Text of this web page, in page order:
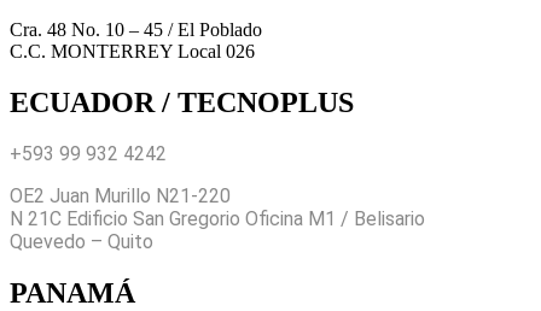
Cra. 48 No. 10 – 45 / El Poblado
C.C. MONTERREY Local 026
ECUADOR / TECNOPLUS
+593 99 932 4242
OE2 Juan Murillo N21-220
N 21C Edificio San Gregorio Oficina M1 / Belisario
Quevedo – Quito
PANAMÁ